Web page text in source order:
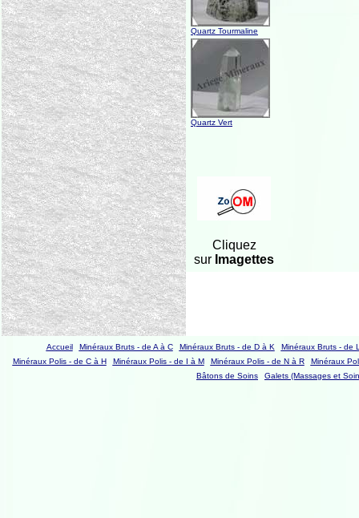
Quartz Tourmaline
Quartz Vert
Cliquez
sur Imagettes
Accueil Minéraux Bruts - de A à C Minéraux Bruts - de D à K
Minéraux Bruts - de
Minéraux Polis - de C à H
Minéraux Polis - de I à M Minéraux Polis - de N à R
Minéraux
Bâtons de Soins
Galets (Massages et